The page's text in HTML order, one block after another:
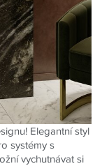
Elegantní styl
systémy s
vychutnávat si